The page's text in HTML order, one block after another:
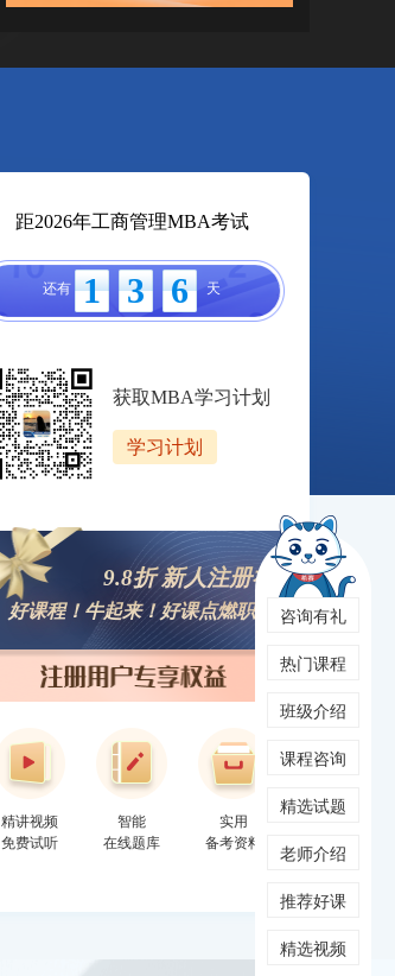
距2026年工商管理MBA考试
还有 1 3 6 天
获取MBA学习计划
学习计划
9.8折 新人注册礼
好课程！牛起来！好课点燃职场
精讲视频
免费试听
智能
在线题库
实用
备考资料
咨询有礼
热门课程
班级介绍
课程咨询
精选试题
老师介绍
推荐好课
精选视频